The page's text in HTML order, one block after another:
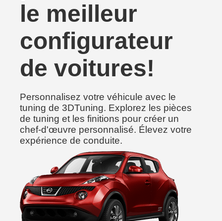
le meilleur
configurateur
de voitures!
Personnalisez votre véhicule avec le
tuning de 3DTuning. Explorez les pièces
de tuning et les finitions pour créer un
chef-d'œuvre personnalisé. Élevez votre
expérience de conduite.